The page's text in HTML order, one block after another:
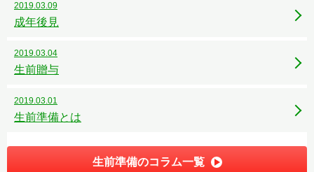
2019.03.09
成年後見
2019.03.04
生前贈与
2019.03.01
生前準備とは
生前準備のコラム一覧